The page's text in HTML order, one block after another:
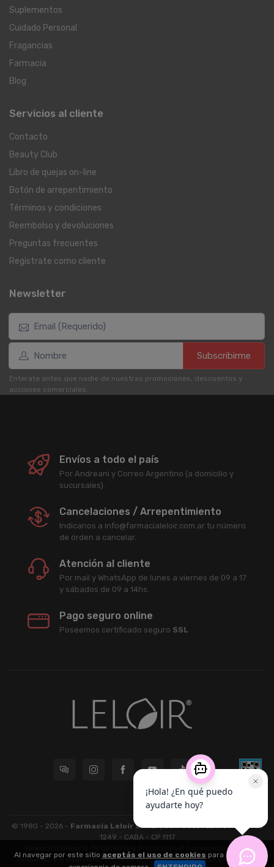
Suplementos
Cuidado Personal
Fragancias
Farmacia
Blog
Servicios al cliente
Contacto
Beauty Club
Libro de quejas on-line
Botón de arrepentimiento
Términos y condiciones
Reembolso y devoluciones
Preguntas frecuentes
Registrate como cliente
Newsletter
Subscribirme
Enterate antes que nadie de nuestras promociones, descuentos y
acciones comerciales.
Envíos a todo el país
Por Andreani y Correo Argentino (a domicilio y
sucursales).
Cancelaciones / Arrepentimiento
Indicanos a info@farmacialeloir.com.ar tu número
de órden a cancelar.
Atención al cliente
Por mail y WhatsApp de lunes a viernes de 09 a 17
y sábados de 09 a 14hs.
Pago seguro online
Poseemos certificado seguro SSL
© 1980 - 2026 - Farmacia Leloir S.R.L.
| CUIT 33609220789 - Larrea
1249 - CABA - CP 1117
Dirección General de Defensa y Protección al Consumidor: Para
consultas y/o denuncias[ingrese aquí]| Nación: Defensa de las y los
Al navegar por este sitio aceptás el uso de cookies para agilizar tu